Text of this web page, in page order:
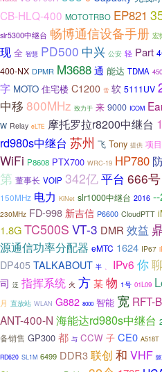
CB-HLQ-400 MOTOTRBO EP821
slr5300中继台 畅博通信设备手册 宏
现 全 智慧 PD500 中兴 公安 轻 Part
400-NX DPMR M3688 通 能达 TDMA
字 MOTO 住宅楼 C1200 雪 软 5111UV
中移 800MHz 致力于 来 9000 ICOM
W Relay eLTE 摩托罗拉r8200中继台
rd980s中继台 苏州 飞 Tony 提供 项
WiFi P8608 PTX700 WRC-19 HP780
第 董事长 VOIP 342亿平台 666号
150MHz 电力 KiNet slr1000中继台 2016
230MHz FD-998 新吉信 P6600 CloudPTT
1.8GTC500S VT-3 DMR 效益
源通信功率分配器 eMTC 1624 IP67
DP405 TALKABOUT 半 IPv6 你聊
司 泛 指挥系统 火 方 某 物 1号 01L09
月 直放站 WLAN G882 8000 智能 宽 RFT-
ANT-400-N 海能达rd980s中继台
备销售 GP300 都 与 CCW 子 CE0 A518T
RD620 SL1M 6499 DDR3联创 和 VHF